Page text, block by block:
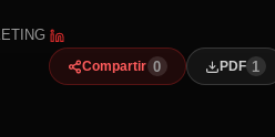
Compartir 0 PDF 1